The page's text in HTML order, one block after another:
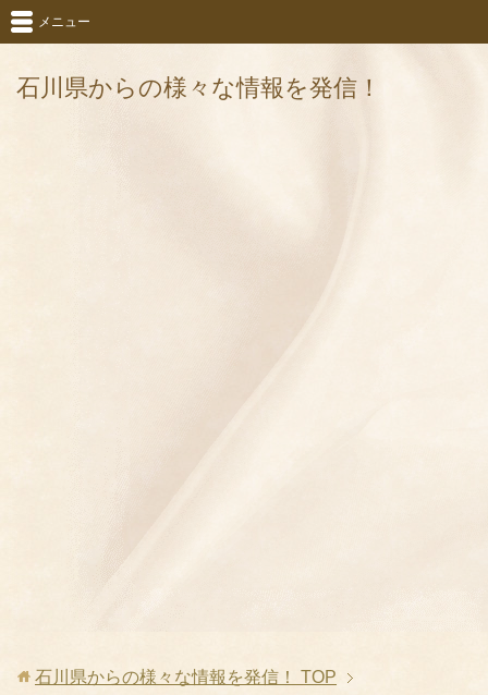
石川県からの様々な情報を発信！
メニュー
石川県からの様々な情報を発信！ TOP